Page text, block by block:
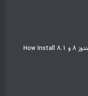
آموزش تصویری و کامل نصب ویندوز 8 و 8.1 How Install